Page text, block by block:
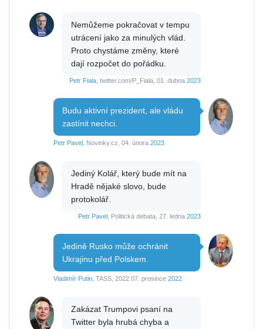
Nemůžeme pokračovat v tempu
utrácení jako za minulých vlád.
Proto chystáme změny, které
dají rozpočet do pořádku.
Petr Fiala , twitter.com/P_Fiala, 01. dubna 2023
Budu aktivní prezident, ale vládu
zastínit nechci.
Petr Pavel , Novinky.cz, 04. února 2023
Jediný Kolář, který bude mít na
Hradě nějaké slovo, bude
protokolář.
Petr Pavel , Politická debata, 27. ledna 2023
Jedině Rusko může ochránit
Ukrajinu před Polskem.
Vladimír Putin , TASS, 2022 07. prosince 2022
Zakázat Trumpovi psaní na
Twitter byla hrubá chyba a